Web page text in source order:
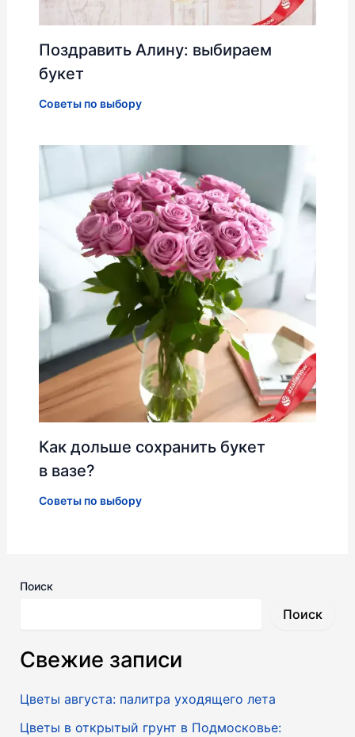
Поздравить Алину: выбираем
букет
Советы по выбору
Как дольше сохранить букет
в вазе?
Советы по выбору
Поиск
Поиск
Свежие записи
Цветы августа: палитра уходящего лета
Цветы в открытый грунт в Подмосковье: